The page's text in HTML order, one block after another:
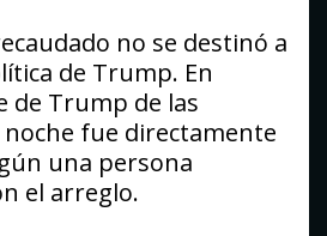
no se destinó a
de Trump. En
de Trump de las
noche fue directamente
una persona
el arreglo.